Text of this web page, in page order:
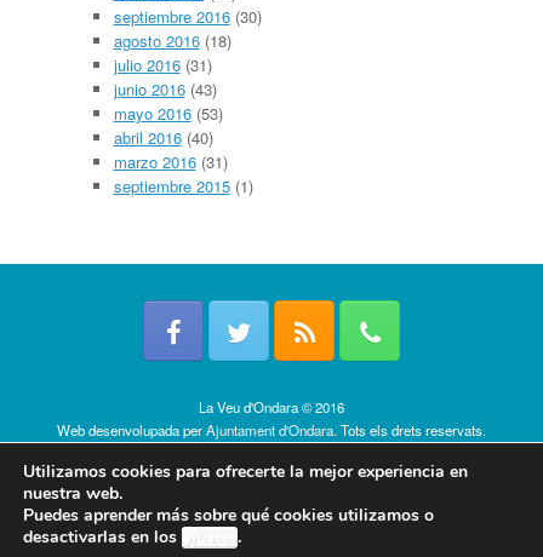
septiembre 2016(30)
agosto 2016(18)
julio 2016(31)
junio 2016(43)
mayo 2016(53)
abril 2016(40)
marzo 2016(31)
septiembre 2015(1)
La Veu d'Ondara © 2016
Web desenvolupada perAjuntament d'Ondara. Tots els drets reservats.
Utilizamos cookies para ofrecerte la mejor experiencia en
nuestra web.
Puedes aprender más sobre qué cookies utilizamos o
desactivarlas en los ajustes.